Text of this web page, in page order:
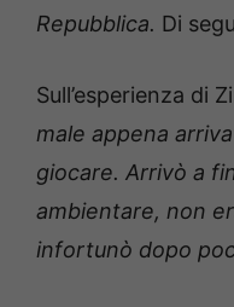
Repubblica. Di
Sull’esperienza di
male appena
giocare. Arrivò a
ambientare, non
infortunò dopo